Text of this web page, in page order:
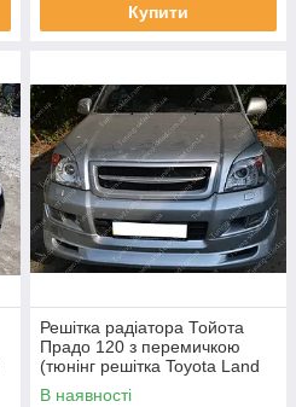
Купити
Решітка радіатора Тойота
Прадо 120 з перемичкою
(тюнінг решітка Toyota Land
Cruiser Prado 120)
В наявності